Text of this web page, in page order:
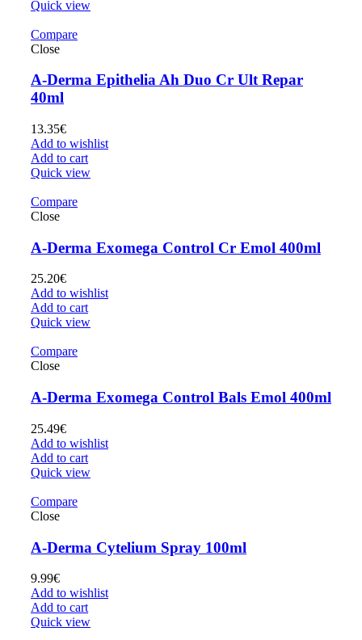
Quick view
Compare
Close
A-Derma Epithelia Ah Duo Cr Ult Repar
40ml
13.35€
Add to wishlist
Add to cart
Quick view
Compare
Close
A-Derma Exomega Control Cr Emol 400ml
25.20€
Add to wishlist
Add to cart
Quick view
Compare
Close
A-Derma Exomega Control Bals Emol 400ml
25.49€
Add to wishlist
Add to cart
Quick view
Compare
Close
A-Derma Cytelium Spray 100ml
9.99€
Add to wishlist
Add to cart
Quick view